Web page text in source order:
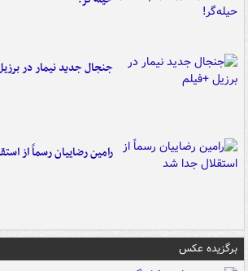
جنجال جدید نیمار در
رامین رضاییان رسماً از
برگزیده عکس